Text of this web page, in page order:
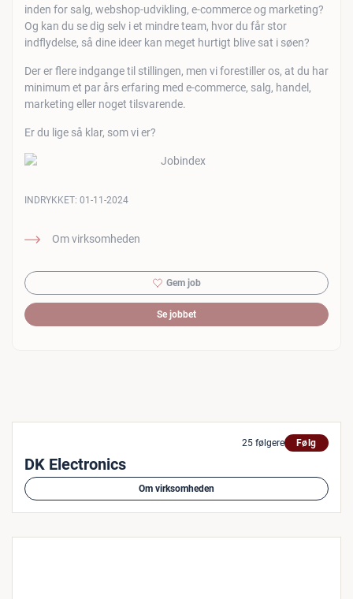
inden for salg, webshop-udvikling, e-commerce og marketing?
Og kan du se dig selv i et mindre team, hvor du får stor
indflydelse, så dine ideer kan meget hurtigt blive sat i søen?
Der er flere indgange til stillingen, men vi forestiller os, at du har
minimum et par års erfaring med e-commerce, salg, handel,
marketing eller noget tilsvarende.
Er du lige så klar, som vi er?
Om virksomheden
INDRYKKET: 01-11-2024
Gem job
Se jobbet
25 følgere Følg
DK Electronics
Om virksomheden